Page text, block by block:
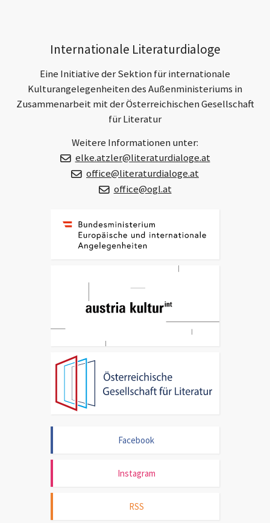
t
a
g
e
t
a
g
SectionInternationale Literaturdialoge
Eine Initiative der Sektion für internationale
Kulturangelegenheiten des Außenministeriums in
Zusammenarbeit mit der Österreichischen Gesellschaft
für Literatur
Weitere Informationen unter:
elke.atzler@literaturdialoge.at
office@literaturdialoge.at
office@ogl.at
Facebook
Instagram
RSS